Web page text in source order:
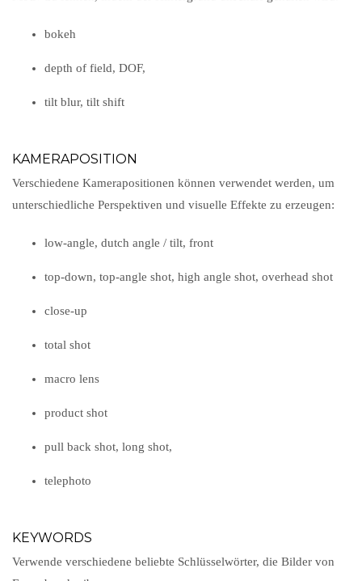
bokeh
depth of field, DOF,
tilt blur, tilt shift
KAMERAPOSITION
Verschiedene Kamerapositionen können verwendet werden, um
unterschiedliche Perspektiven und visuelle Effekte zu erzeugen:
low-angle, dutch angle / tilt, front
top-down, top-angle shot, high angle shot, overhead shot
close-up
total shot
macro lens
product shot
pull back shot, long shot,
telephoto
KEYWORDS
Verwende verschiedene beliebte Schlüsselwörter, die Bilder von